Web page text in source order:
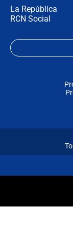
La República
RCN Social